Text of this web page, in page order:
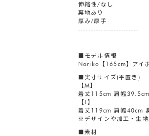
伸縮性/なし
裏地あり
厚み/厚手
------------------------
■モデル情報
Noriko【165cm】アイ
■実寸サイズ(平置き)
【M】
着丈115cm 肩幅
【L】
着丈119cm 肩幅40cm
※デザインや加工・生地
■素材